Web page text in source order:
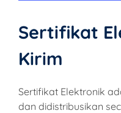
Sertifikat
Kirim
Sertifikat Elektronik
dan didistribusikan